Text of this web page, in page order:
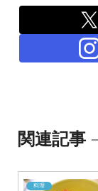
関連記事
料理